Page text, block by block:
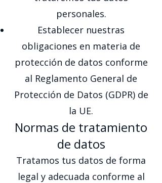
personales.
Establecer nuestras
obligaciones en materia de
protección de datos conforme
al Reglamento General de
Protección de Datos (GDPR) de
la UE.
Normas de tratamiento
de datos
Tratamos tus datos de forma
legal y adecuada conforme al